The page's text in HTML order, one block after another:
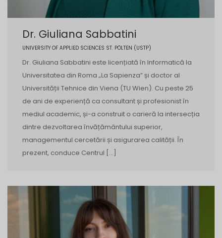
Dr. Giuliana Sabbatini
UNIVERSITY OF APPLIED SCIENCES ST. PÖLTEN (USTP)
Dr. Giuliana Sabbatini este licențiată în Informatică la
Universitatea din Roma „La Sapienza” și doctor al
Universității Tehnice din Viena (TU Wien). Cu peste 25
de ani de experiență ca consultant și profesionist în
mediul academic, și-a construit o carieră la intersecția
dintre dezvoltarea învățământului superior,
managementul cercetării și asigurarea calității. În
prezent, conduce Centrul […]